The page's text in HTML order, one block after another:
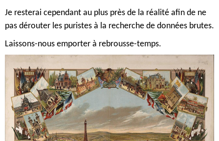
Je resterai cependant au plus près de la réalité afin de ne
pas dérouter les puristes à la recherche de données brutes.
Laissons-nous emporter à rebrousse-temps.